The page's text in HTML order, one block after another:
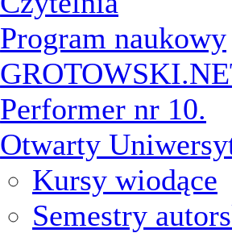
Program naukowy
Performer nr 10.
Otwarty
Kursy wiodące
Semestry